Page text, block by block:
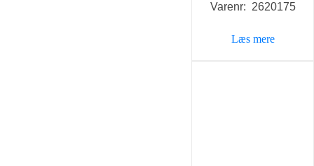
Varenr: 2620175
Læs mere